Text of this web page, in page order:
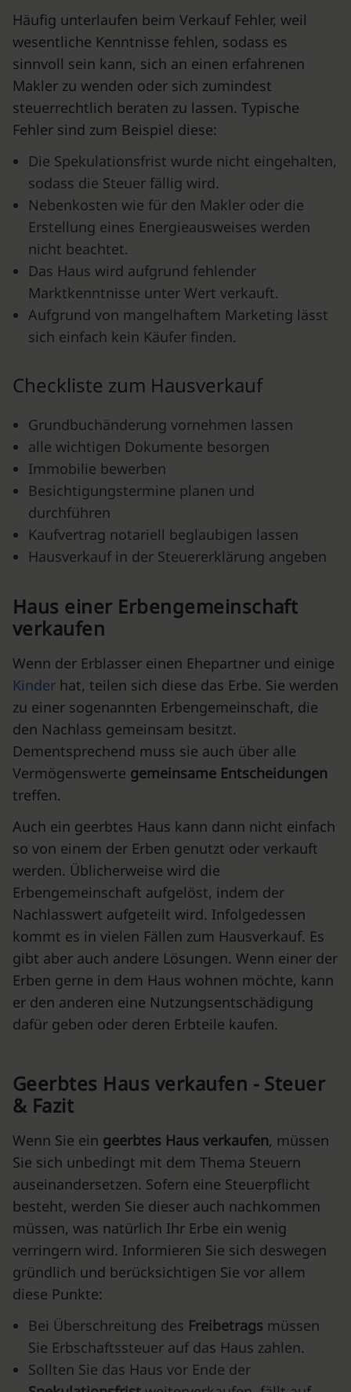
Häufig unterlaufen beim Verkauf Fehler, weil
wesentliche Kenntnisse fehlen, sodass es
sinnvoll sein kann, sich an einen erfahrenen
Makler zu wenden oder sich zumindest
steuerrechtlich beraten zu lassen. Typische
Fehler sind zum Beispiel diese:
Die Spekulationsfrist wurde nicht eingehalten,
sodass die Steuer fällig wird.
Nebenkosten wie für den Makler oder die
Erstellung eines Energieausweises werden
nicht beachtet.
Das Haus wird aufgrund fehlender
Marktkenntnisse unter Wert verkauft.
Aufgrund von mangelhaftem Marketing lässt
sich einfach kein Käufer finden.
Checkliste zum Hausverkauf
Grundbuchänderung vornehmen lassen
alle wichtigen Dokumente besorgen
Immobilie bewerben
Besichtigungstermine planen und
durchführen
Kaufvertrag notariell beglaubigen lassen
Hausverkauf in der Steuererklärung angeben
Haus einer Erbengemeinschaft
verkaufen
Wenn der Erblasser einen Ehepartner und einige
Kinder hat, teilen sich diese das Erbe. Sie werden
zu einer sogenannten Erbengemeinschaft, die
den Nachlass gemeinsam besitzt.
Dementsprechend muss sie auch über alle
Vermögenswerte gemeinsame Entscheidungen
treffen.
Auch ein geerbtes Haus kann dann nicht einfach
so von einem der Erben genutzt oder verkauft
werden. Üblicherweise wird die
Erbengemeinschaft aufgelöst, indem der
Nachlasswert aufgeteilt wird. Infolgedessen
kommt es in vielen Fällen zum Hausverkauf. Es
gibt aber auch andere Lösungen. Wenn einer der
Erben gerne in dem Haus wohnen möchte, kann
er den anderen eine Nutzungsentschädigung
dafür geben oder deren Erbteile kaufen.
Geerbtes Haus verkaufen - Steuer
& Fazit
Wenn Sie ein geerbtes Haus verkaufen, müssen
Sie sich unbedingt mit dem Thema Steuern
auseinandersetzen. Sofern eine Steuerpflicht
besteht, werden Sie dieser auch nachkommen
müssen, was natürlich Ihr Erbe ein wenig
verringern wird. Informieren Sie sich deswegen
gründlich und berücksichtigen Sie vor allem
diese Punkte:
Bei Überschreitung des Freibetrags müssen
Sie Erbschaftssteuer auf das Haus zahlen.
Sollten Sie das Haus vor Ende der